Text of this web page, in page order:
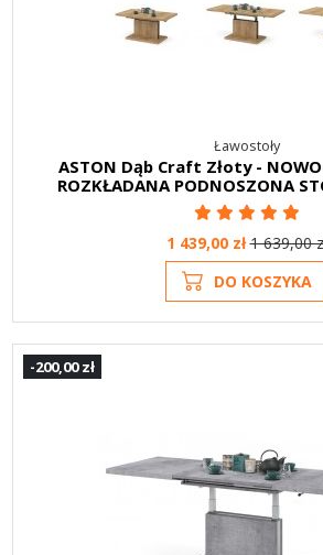
Ławostoły
ASTON Dąb Craft Złoty -
ROZKŁADANA PODNOSZONA
1 439,00 zł1 639,00
DO KOSZYKA
-200,00 zł